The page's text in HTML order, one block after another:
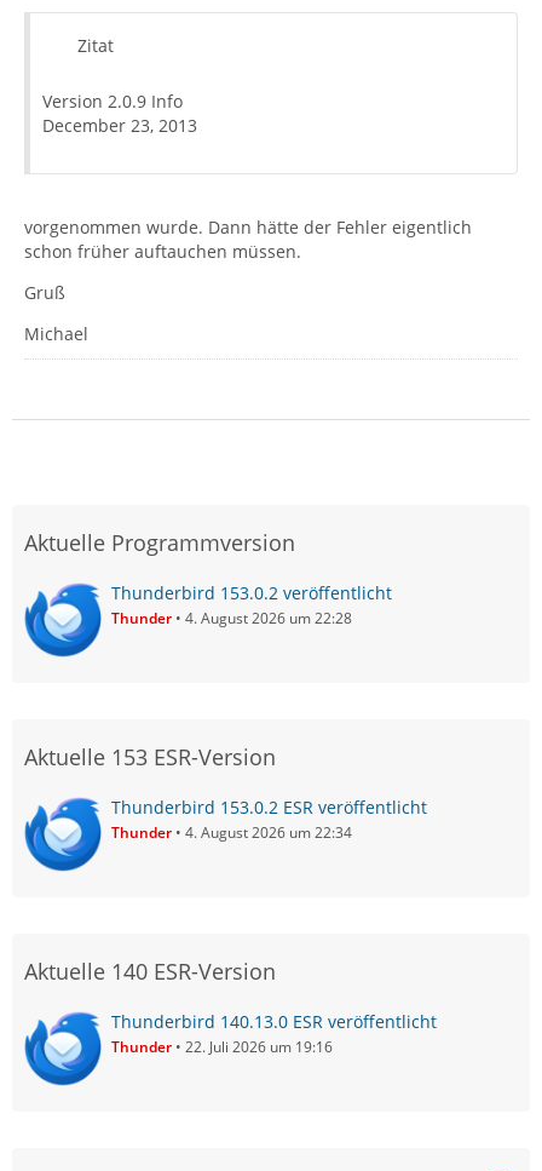
Zitat
Version 2.0.9 Info
December 23, 2013
vorgenommen wurde. Dann hätte der Fehler eigentlich
schon früher auftauchen müssen.
Gruß
Michael
Aktuelle Programmversion
Thunderbird 153.0.2 veröffentlicht
Thunder 4. August 2026 um 22:28
Aktuelle 153 ESR-Version
Thunderbird 153.0.2 ESR veröffentlicht
Thunder 4. August 2026 um 22:34
Aktuelle 140 ESR-Version
Thunderbird 140.13.0 ESR veröffentlicht
Thunder 22. Juli 2026 um 19:16